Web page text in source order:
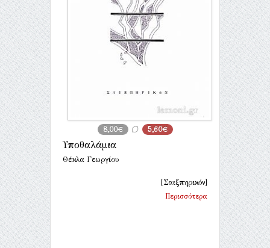
8,00€ 5,60€
Υποθαλάμια
Θέκλα Γεωργίου
[Σαιξπηρικόν]
Περισσότερα